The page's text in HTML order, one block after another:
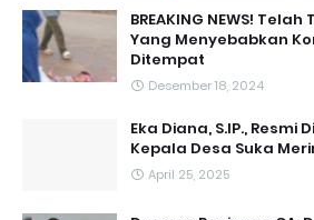
BREAKING NEWS!
Yang Menyebabkan
Ditempat
Desember 18, 2024
Eka Diana, S.IP., Resmi
Kepala Desa Suka
April 25, 2025